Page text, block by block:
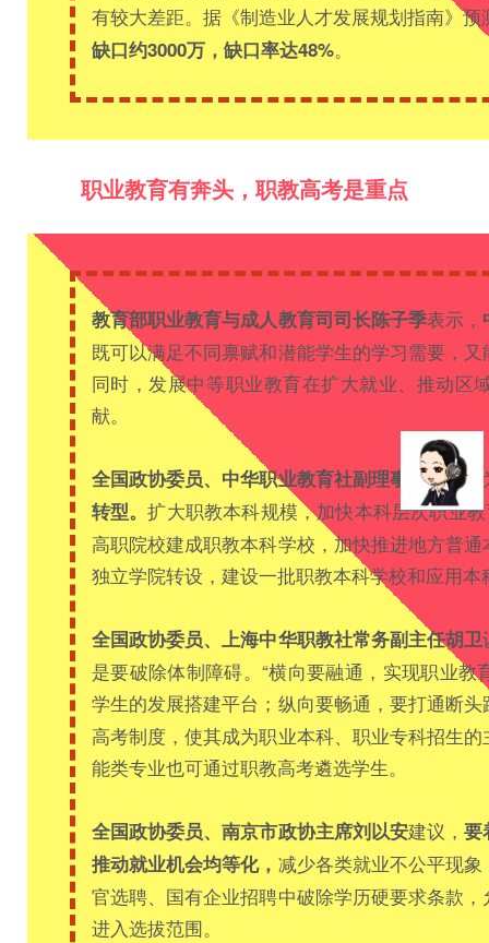
有较大差距。据《制造业人才发展规划指南》预
缺口约3000万，缺口率达48%。
职业教育有奔头，职教高考是重点
教育部职业教育与成人教育司司长陈子季表示，
既可以满足不同禀赋和潜能学生的学习需要，
同时，发展中等职业教育在扩大就业、推动区
献。
全国政协委员、中华职业教育社副理事长苏华认
转型。扩大职教本科规模，加快本科层次职业
高职院校建成职教本科学校，加快推进地方普
独立学院转设，建设一批职教本科学校和应用本
全国政协委员、上海中华职教社常务副主任胡卫
是要破除体制障碍。“横向要融通，实现职业
学生的发展搭建平台；纵向要畅通，要打通断头
高考制度，使其成为职业本科、职业专科招生
能类专业也可通过职教高考遴选学生。
全国政协委员、南京市政协主席刘以安建议，要
推动就业机会均等化， 减少各类就业不公平现
官选聘、国有企业招聘中破除学历硬要求条款
进入选拔范围。